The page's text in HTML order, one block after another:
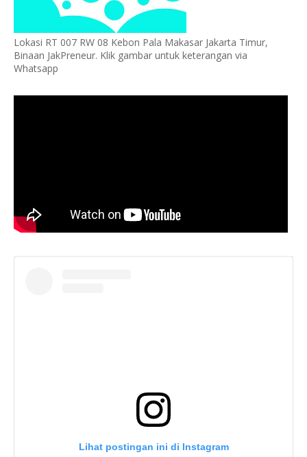
Lokasi RT 007 RW 08 Kebon Pala Makasar Jakarta Timur,
Binaan JakPreneur. Klik gambar untuk keterangan via
Whatsapp
Lihat postingan ini di Instagram